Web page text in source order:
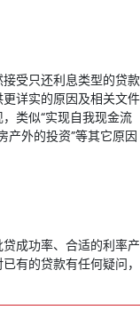
受只还利息类型的贷款
详实的原因及相关文件
类似“实现自我现金流
产外的投资”等其它原因
成功率、合适的利率产
有的贷款有任何疑问，